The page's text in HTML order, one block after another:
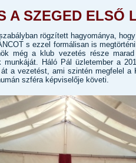
A SZEGED ELSŐ
rögzített hagyománya,
s ezzel formálisan is
még a klub vezetés része marad
Háló Pál üzletember a
a vezetést, ami szintén megfelel a
szféra képviselője követi.